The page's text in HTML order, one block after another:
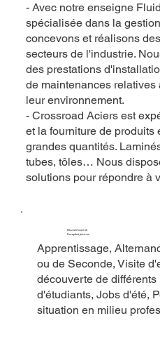
- Avec notre enseigne
spécialisée dans la
concevons et réalisons
secteurs de l'industrie.
des prestations
de maintenances relatives
leur environnement.
- Crossroad Aciers est
et la fourniture de produits
grandes quantités.
tubes, tôles… Nous
solutions pour répondre à
Ouverture à
l'emploi jeune
Apprentissage,
ou de Seconde, Visite
découverte de différents
d'étudiants, Jobs d'été,
situation en milieu